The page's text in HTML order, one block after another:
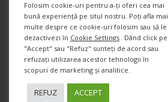
ANPC
Info Contact
Str. Semenic, Nr.1, Ap.5, Timisoara.
Telefon:(+4) 0747 066 701
Folosim cookie-uri pentru a-ți oferi cea mai
bună experiență pe situl nostru. Poți afla mai
multe despre ce cookie-uri folosim sau să le
dezactivezi în Cookie Settings . Dând click pe
"Accept" sau "Refuz" sunteți de acord sau
refuzați utilizarea acestor tehnologii în
scopuri de marketing și analitice.
REFUZ ACCEPT